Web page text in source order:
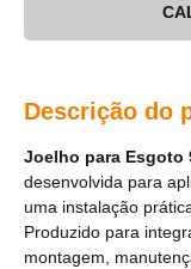
Descrição do
Joelho para Esgoto
desenvolvida para
uma instalação
Produzido para
montagem,